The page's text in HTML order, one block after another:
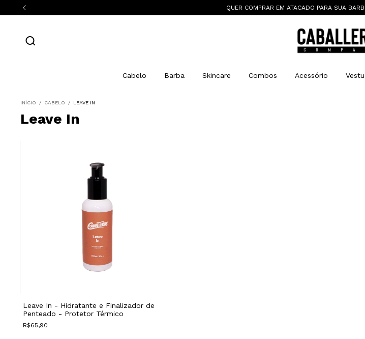
QUER COMPRAR EM ATACADO PARA SUA
Cabelo Barba Skincare Combos Acessório
INÍCIO / CABELO / LEAVE IN
Leave In
Leave In - Hidratante e Finalizador de
Penteado - Protetor Térmico
R$65,90